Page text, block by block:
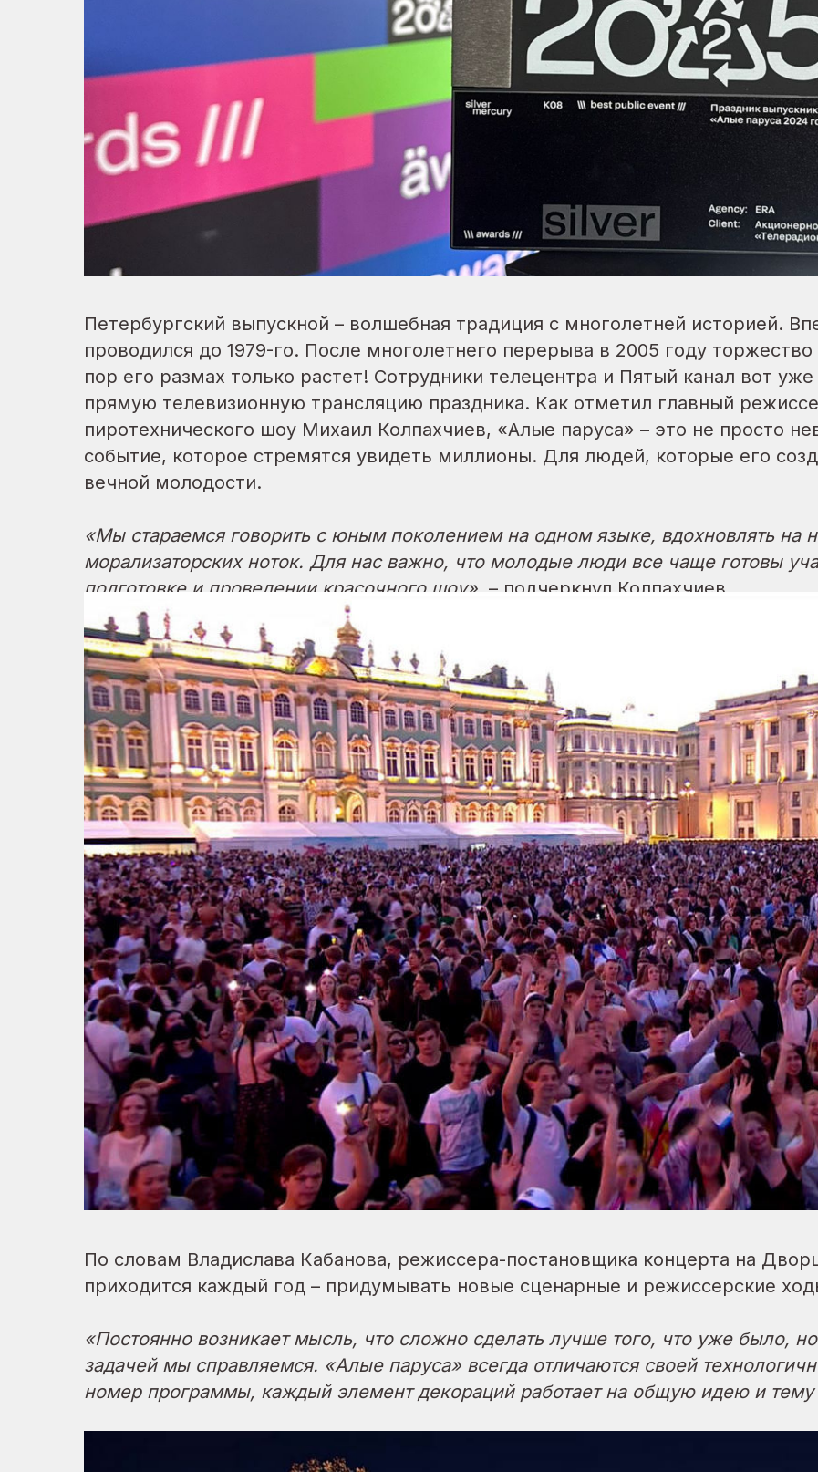
Петербургский выпускной – волшебная традиция с многолетней историей.
проводился до 1979-го. После многолетнего перерыва в 2005 году
пор его размах только растет! Сотрудники телецентра и Пятый канал вот
прямую телевизионную трансляцию праздника. Как отметил главный
пиротехнического шоу Михаил Колпахчиев, «Алые паруса» – это не просто
событие, которое стремятся увидеть миллионы. Для людей, которые его
вечной молодости.
«Мы стараемся говорить с юным поколением на одном языке, вдохновлять на
морализаторских ноток. Для нас важно, что молодые люди все чаще готовы
подготовке и проведении красочного шоу», – подчеркнул Колпахчиев.
По словам Владислава Кабанова, режиссера-постановщика концерта на
приходится каждый год – придумывать новые сценарные и режиссерские
«Постоянно возникает мысль, что сложно сделать лучше того, что уже было,
задачей мы справляемся. «Алые паруса» всегда отличаются своей
номер программы, каждый элемент декораций работает на общую идею и тему